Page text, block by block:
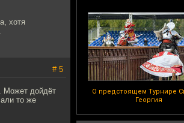
О предстоящем Турнире
Георгия
хотя
# 5
Может дойдёт
то же